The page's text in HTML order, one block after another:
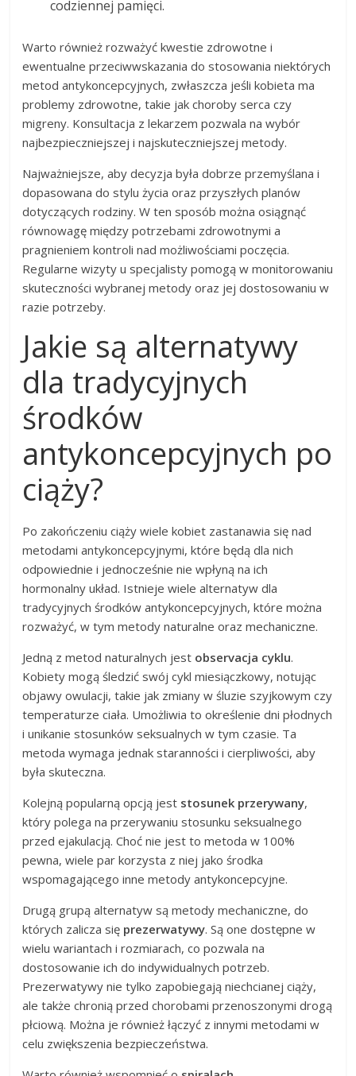
codziennej pamięci.
Warto również rozważyć kwestie zdrowotne i
ewentualne przeciwwskazania do stosowania niektórych
metod antykoncepcyjnych, zwłaszcza jeśli kobieta ma
problemy zdrowotne, takie jak choroby serca czy
migreny. Konsultacja z lekarzem pozwala na wybór
najbezpieczniejszej i najskuteczniejszej metody.
Najważniejsze, aby decyzja była dobrze przemyślana i
dopasowana do stylu życia oraz przyszłych planów
dotyczących rodziny. W ten sposób można osiągnąć
równowagę między potrzebami zdrowotnymi a
pragnieniem kontroli nad możliwościami poczęcia.
Regularne wizyty u specjalisty pomogą w monitorowaniu
skuteczności wybranej metody oraz jej dostosowaniu w
razie potrzeby.
Jakie są alternatywy
dla tradycyjnych
środków
antykoncepcyjnych po
ciąży?
Po zakończeniu ciąży wiele kobiet zastanawia się nad
metodami antykoncepcyjnymi, które będą dla nich
odpowiednie i jednocześnie nie wpłyną na ich
hormonalny układ. Istnieje wiele alternatyw dla
tradycyjnych środków antykoncepcyjnych, które można
rozważyć, w tym metody naturalne oraz mechaniczne.
Jedną z metod naturalnych jest observacja cyklu.
Kobiety mogą śledzić swój cykl miesiączkowy, notując
objawy owulacji, takie jak zmiany w śluzie szyjkowym czy
temperaturze ciała. Umożliwia to określenie dni płodnych
i unikanie stosunków seksualnych w tym czasie. Ta
metoda wymaga jednak staranności i cierpliwości, aby
była skuteczna.
Kolejną popularną opcją jest stosunek przerywany,
który polega na przerywaniu stosunku seksualnego
przed ejakulacją. Choć nie jest to metoda w 100%
pewna, wiele par korzysta z niej jako środka
wspomagającego inne metody antykoncepcyjne.
Drugą grupą alternatyw są metody mechaniczne, do
których zalicza się prezerwatywy. Są one dostępne w
wielu wariantach i rozmiarach, co pozwala na
dostosowanie ich do indywidualnych potrzeb.
Prezerwatywy nie tylko zapobiegają niechcianej ciąży,
ale także chronią przed chorobami przenoszonymi drogą
płciową. Można je również łączyć z innymi metodami w
celu zwiększenia bezpieczeństwa.